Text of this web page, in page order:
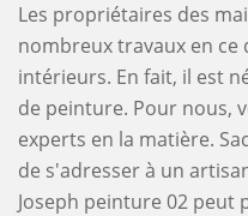
Les propriétaires des
nombreux travaux en ce
intérieurs. En fait, il est
de peinture. Pour nous,
experts en la matière.
de s'adresser à un
Joseph peinture 02 peut